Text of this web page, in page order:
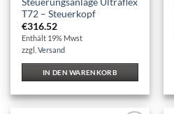
T72 – Steuerkopf
€316.52
Enthält 19% Mwst
zzgl.Versand
IN DEN WARENKORB